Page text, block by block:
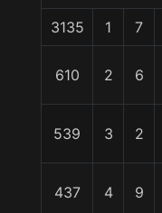
3135 1 7
610 2 6
539 3 2
437 4 9